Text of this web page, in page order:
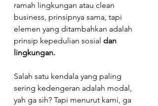
ramah lingkungan atau clean
business, prinsipnya sama, tapi
elemen yang ditambahkan adalah
prinsip kepedulian sosial dan
lingkungan.
Salah satu kendala yang paling
sering kedengeran adalah modal,
yah ga sih? Tapi menurut kami, ga